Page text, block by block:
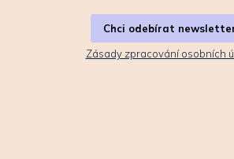
Chci odebírat
Zásady zpracování osobních